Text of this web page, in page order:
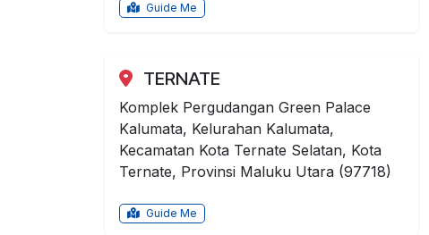
Guide Me
TERNATE
Komplek Pergudangan Green Palace
Kalumata, Kelurahan Kalumata,
Kecamatan Kota Ternate Selatan, Kota
Ternate, Provinsi Maluku Utara (97718)
Guide Me